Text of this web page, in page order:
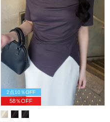
2点10％OFF
58％OFF